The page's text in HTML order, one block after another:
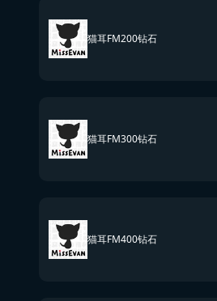
猫耳FM200钻石
猫耳FM300钻石
猫耳FM400钻石